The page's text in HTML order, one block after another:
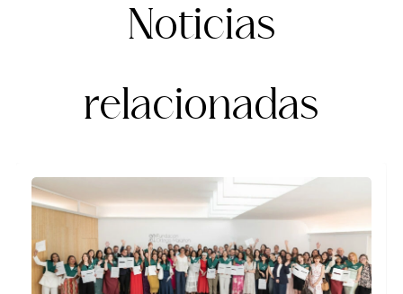
Noticias
relacionadas